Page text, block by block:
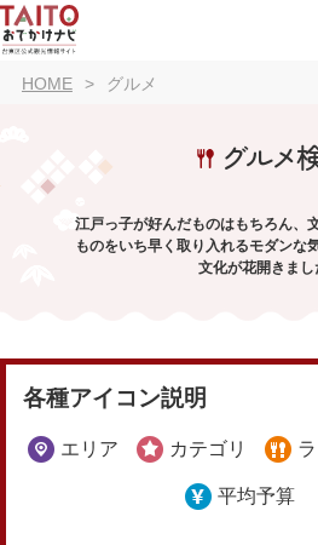
HOME グルメ
グルメ
江戸っ子が好んだものはもちろん、
ものをいち早く取り入れるモダンな
文化が花開きまし
各種アイコン説明
エリア カテゴリ
平均予算